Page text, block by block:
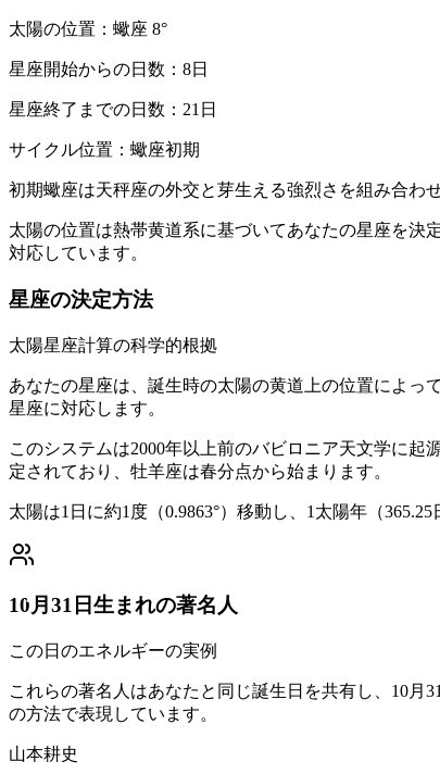
太陽の位置：蠍座 8°
星座開始からの日数：8日
星座終了までの日数：21日
サイクル位置：蠍座初期
初期蠍座は天秤座の外交と芽生える強烈さを組み合わ
太陽の位置は熱帯黄道系に基づいてあなたの星座を決
対応しています。
星座の決定方法
太陽星座計算の科学的根拠
あなたの星座は、誕生時の太陽の黄道上の位置によっ
星座に対応します。
このシステムは2000年以上前のバビロニア天文学に
定されており、牡羊座は春分点から始まります。
太陽は1日に約1度（0.9863°）移動し、1太陽年（
10月31日生まれの著名人
この日のエネルギーの実例
これらの著名人はあなたと同じ誕生日を共有し、10
の方法で表現しています。
山本耕史